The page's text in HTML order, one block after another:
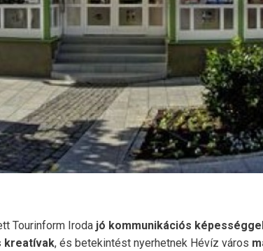
Tourinform Iroda jó kommunikációs
kreatívak, és betekintést nyerhetnek Hévíz város